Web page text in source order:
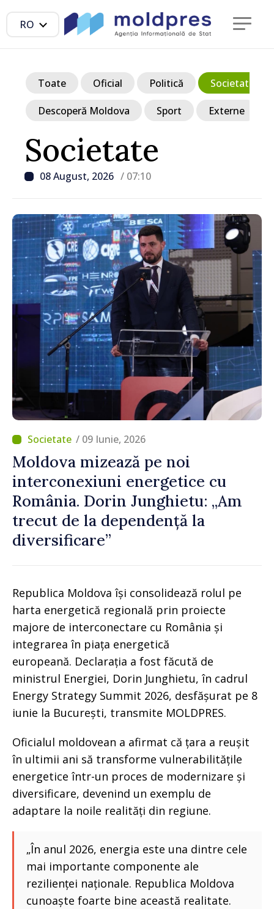
RO
Societate
08 August, 2026 / 07:10
Toate Oficial Politică Societate
Descoperă Moldova Sport Externe
/ 09 Iunie, 2026
Moldova mizează pe noi
interconexiuni energetice cu
România. Dorin Junghietu: „Am
trecut de la dependență la
diversificare”
Republica Moldova își consolidează rolul pe
harta energetică regională prin proiecte
majore de interconectare cu România și
integrarea în piața energetică
europeană. Declarația a fost făcută de
ministrul Energiei, Dorin Junghietu, în cadrul
Energy Strategy Summit 2026, desfășurat pe 8
iunie la București, transmite MOLDPRES.
Oficialul moldovean a afirmat că țara a reușit
în ultimii ani să transforme vulnerabilitățile
energetice într-un proces de modernizare și
diversificare, devenind un exemplu de
adaptare la noile realități din regiune.
„În anul 2026, energia este una dintre cele
mai importante componente ale
rezilienței naționale. Republica Moldova
cunoaște foarte bine această realitate.